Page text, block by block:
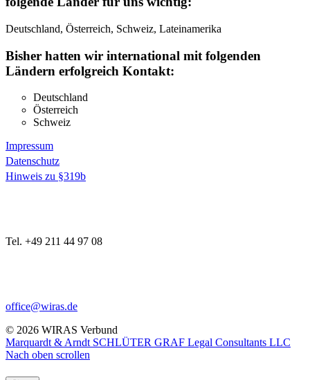
Deutschland, Österreich, Schweiz, Lateinamerika
Bisher hatten wir international mit folgenden
Ländern erfolgreich Kontakt:
Deutschland
Österreich
Schweiz
Impressum
Datenschutz
Hinweis zu §319b
Tel. +49 211 44 97 08
office@wiras.de
© 2026 WIRAS Verbund
Marquardt & Arndt SCHLÜTER GRAF Legal Consultants LLC
Nach oben scrollen